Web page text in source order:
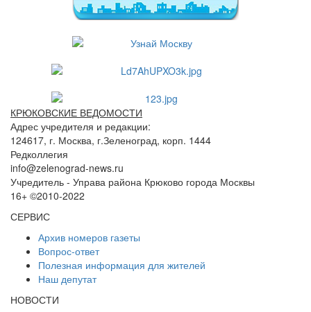
КРЮКОВСКИЕ ВЕДОМОСТИ
Адрес учредителя и редакции:
124617, г. Москва, г.Зеленоград, корп. 1444
Редколлегия
info@zelenograd-news.ru
Учредитель - Управа района Крюково города Москвы
16+ ©2010-2022
СЕРВИС
Архив номеров газеты
Вопрос-ответ
Полезная информация для жителей
Наш депутат
НОВОСТИ